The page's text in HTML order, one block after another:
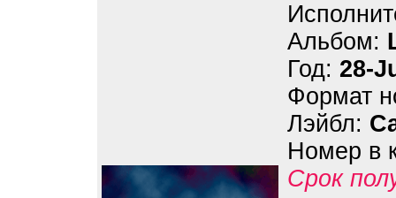
Альбом:
Год: 28-
Формат
Лэйбл:
Номер в
Срок